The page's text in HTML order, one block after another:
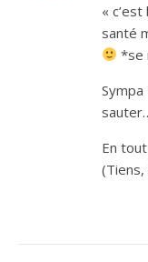
«
santé
*se
En